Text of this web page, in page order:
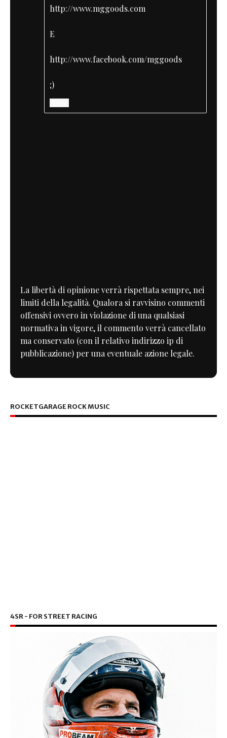
http://www.mggoods.com
E
http://www.facebook.com/mggoods
;)
La libertà di opinione verrà rispettata sempre, nei
limiti della legalità. Qualora si ravvisino commenti
offensivi ovvero in violazione di una qualsiasi
normativa in vigore, il commento verrà cancellato
ma conservato (con il relativo indirizzo ip di
pubblicazione) per una eventuale azione legale.
ROCKETGARAGE ROCK MUSIC
4SR - FOR STREET RACING